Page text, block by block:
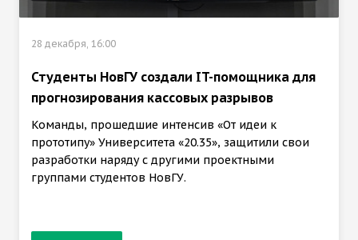
28 декабря, 16:00
Студенты НовГУ создали IT-помощника для
прогнозирования кассовых разрывов
Команды, прошедшие интенсив «От идеи к
прототипу» Университета «20.35», защитили свои
разработки наряду с другими проектными
группами студентов НовГУ.